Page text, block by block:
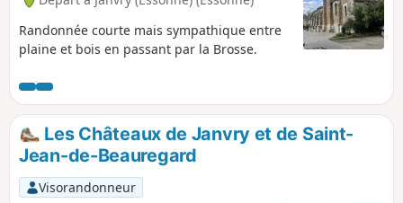
Randonnée courte mais sympathique entre
plaine et bois en passant par la Brosse.
Les Châteaux de Janvry et de Saint-
Jean-de-Beauregard
Visorandonneur